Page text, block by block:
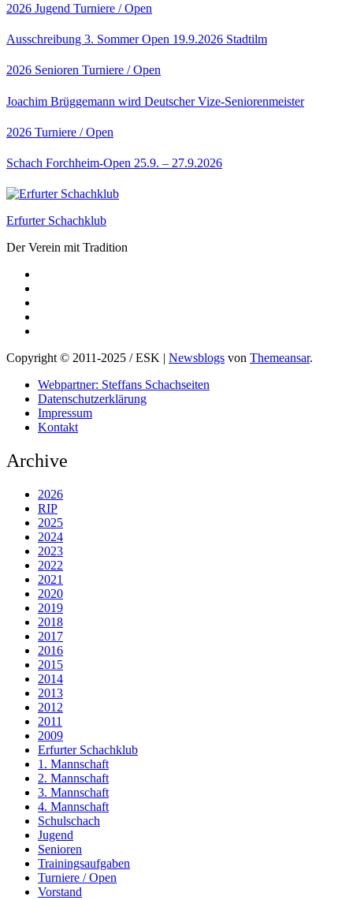
2026 Jugend Turniere / Open
Ausschreibung 3. Sommer Open 19.9.2026 Stadtilm
2026 Senioren Turniere / Open
Joachim Brüggemann wird Deutscher Vize-Seniorenmeister
2026 Turniere / Open
Schach Forchheim-Open 25.9. – 27.9.2026
Erfurter Schachklub
Der Verein mit Tradition
Copyright © 2011-2025 / ESK Newsblogs von Themeansar.
Webpartner: Steffans Schachseiten
Datenschutzerklärung
Impressum
Kontakt
Archive
2026
RIP
2025
2024
2023
2022
2021
2020
2019
2018
2017
2016
2015
2014
2013
2012
2011
2009
Erfurter Schachklub
1. Mannschaft
2. Mannschaft
3. Mannschaft
4. Mannschaft
Schulschach
Jugend
Senioren
Trainingsaufgaben
Turniere / Open
Vorstand